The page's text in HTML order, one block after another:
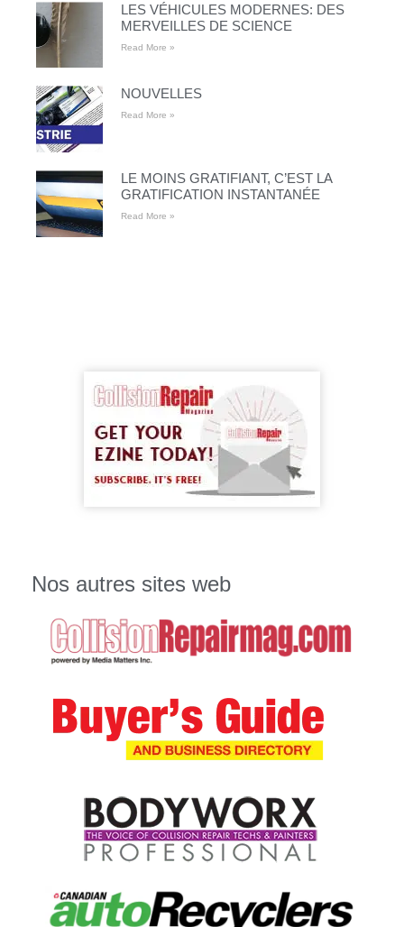
LES VÉHICULES MODERNES: DES
MERVEILLES DE SCIENCE
Read More »
NOUVELLES
Read More »
LE MOINS GRATIFIANT, C’EST LA
GRATIFICATION INSTANTANÉE
Read More »
Nos autres sites web